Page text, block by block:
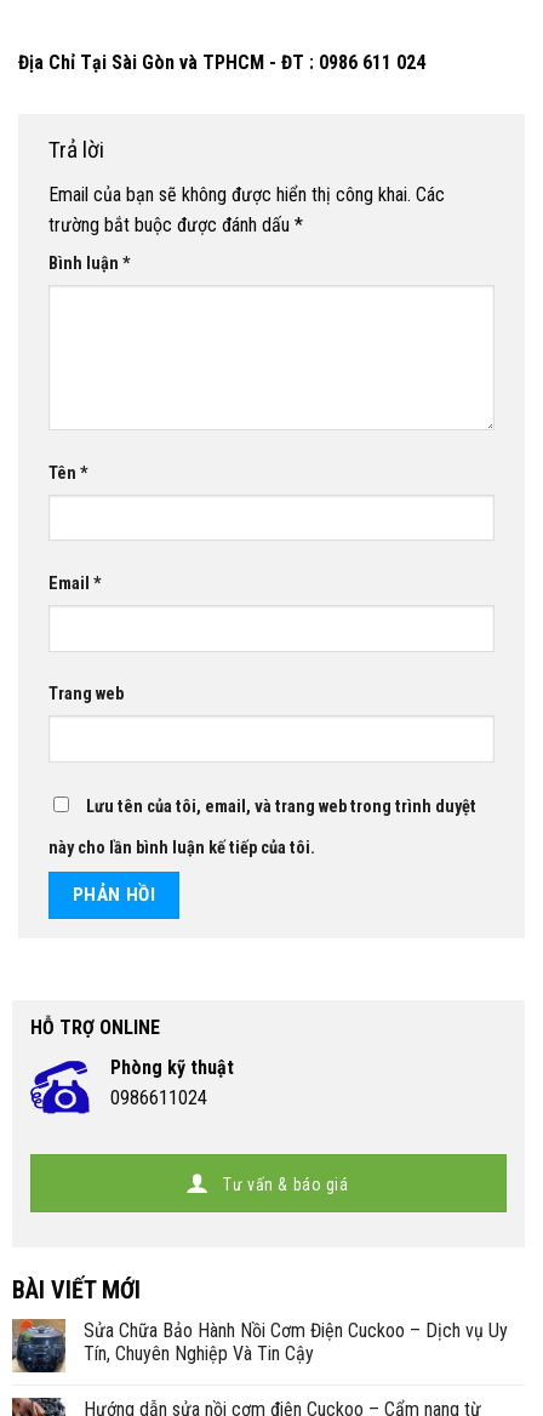
Địa Chỉ Tại Sài Gòn và TPHCM - ĐT : 0986 611 024
Trả lời
Email của bạn sẽ không được hiển thị công khai. Các
trường bắt buộc được đánh dấu *
Bình luận *
Tên *
Email *
Trang web
Lưu tên của tôi, email, và trang web trong trình duyệt
này cho lần bình luận kế tiếp của tôi.
HỖ TRỢ ONLINE
Phòng kỹ thuật
0986611024
Tư vấn & báo giá
BÀI VIẾT MỚI
Sửa Chữa Bảo Hành Nồi Cơm Điện Cuckoo – Dịch vụ Uy
Tín, Chuyên Nghiệp Và Tin Cậy
Hướng dẫn sửa nồi cơm điện Cuckoo – Cẩm nang từ